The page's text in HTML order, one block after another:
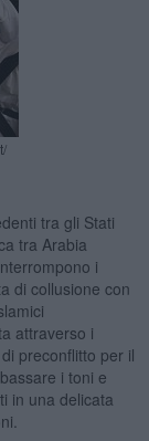
tra gli Stati
tra Arabia
i
di collusione con
attraverso i
preconflitto per il
i toni e
in una delicata